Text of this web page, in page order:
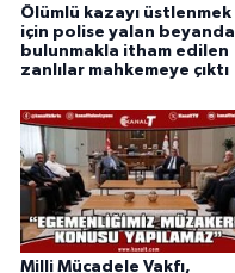
Ölümlü kazayı üstlenmek
için polise yalan beyanda
bulunmakla itham edilen
zanlılar mahkemeye çıktı
Milli Mücadele Vakfı,